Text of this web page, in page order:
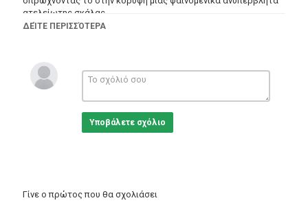
ατελείωτης σκάλας.
Stan Laurel, Oliver Hardy, Dinah
Producer: Hal Roach
Like the legendary Sisyphus, deliverymen Laurel and Hardy
struggle to push a large crated piano up a seemingly
insurmountable flight of stairs.
ΔΕΊΤΕ ΠΕΡΙΣΣΌΤΕΡΑ
Υποβάλετε σχόλιο
Γίνε ο πρώτος που θα σχολιάσει